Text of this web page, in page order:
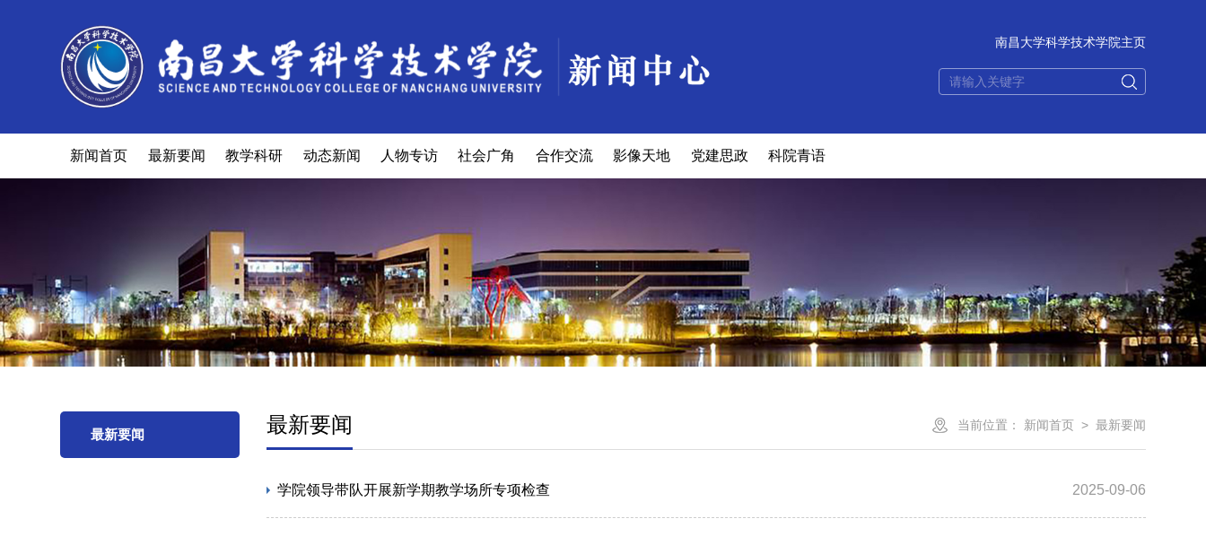
南昌大学科学技术学院主页
新闻首页 最新要闻 教学科研 动态新闻 人物专访 社会广角 合作交流 影像天地 党建思政 科院青语
最新要闻
当前位置： 新闻首页> 最新要闻
最新要闻
学院领导带队开展新学期教学场所专项检查 2025-09-06